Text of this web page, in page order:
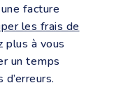
facture
les frais de
plus à vous
un temps